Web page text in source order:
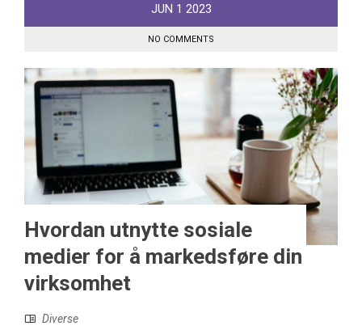
JUN 1 2023
NO COMMENTS
Hvordan utnytte sosiale
medier for å markedsføre din
virksomhet
Diverse